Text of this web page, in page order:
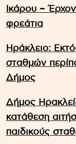
Ικάρου –
φρεάτια
Ηράκλειο:
σταθμών
Δήμος
Δήμος
κατάθεση
παιδικούς